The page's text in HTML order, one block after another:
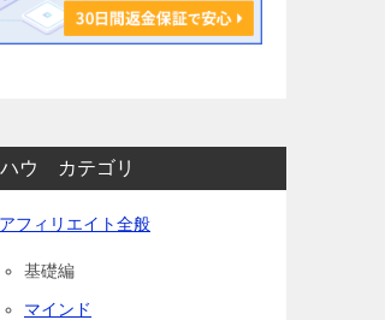
ハウ カテゴリ
アフィリエイト全般
基礎編
マインド